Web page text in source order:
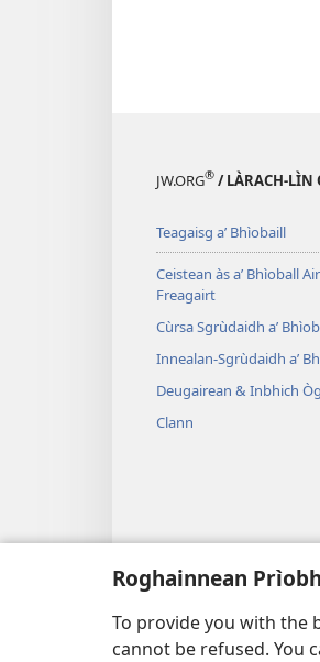
Roghainnean
To provide you with the
cannot be refused. You
JW.ORG® / LÀRACH-LÌN
Teagaisg a’ Bhìobaill
Ceistean às a’ Bhìoball
Freagairt
Cùrsa Sgrùdaidh a’
Innealan-Sgrùdaidh a’
Deugairean & Inbhich
Clann